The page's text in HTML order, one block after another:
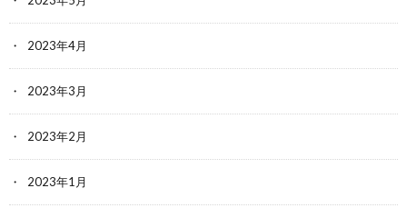
2023年4月
2023年3月
2023年2月
2023年1月